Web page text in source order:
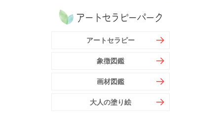
アートセラピー
象徴図鑑
画材図鑑
大人の塗り絵